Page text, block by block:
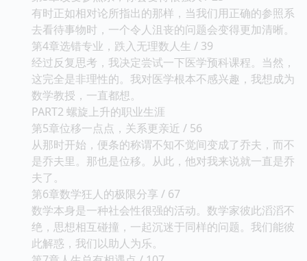
有时正如相对论所指出的那样，当我们用正确的参照系
去看待事物时，一个令人沮丧的问题会变得更加清晰。
第4章选错专业，跌入无理数人生 / 39
经过反复思考，我决定尝试一下医学预科课程。当然，
这完全是非理性的。我对医学根本不感兴趣，我想成为
数学教授，一直都想。
PART2 螺旋上升的职业生涯
第5章位移一点点，关系更亲近 / 56
从那时开始，便条的称谓不知不觉间变成了乔夫，而不
是乔夫里。那也是位移。从此，他对我来说就一直是乔
夫了。
第6章数学狂人的极限分享 / 67
数学本身是一种社会性很强的活动。数学家彼此滔滔不
绝，思想相互碰撞，一起沉迷于同样的问题。我们能彼
此解惑，我们以助人为乐。